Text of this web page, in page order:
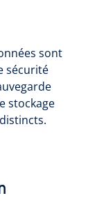
sont
sécurité
stockage